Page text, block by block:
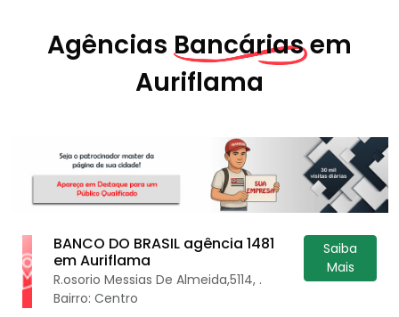
Agências Bancárias em
Auriflama
BANCO DO BRASIL agência 1481
em Auriflama
R.osorio Messias De Almeida,5114, .
Bairro: Centro
Saiba
Mais